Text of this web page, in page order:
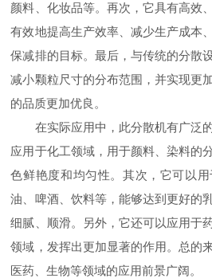
颜料、化妆品等。再次，它具有高效
有效地提高生产效率、减少生产成本
保减排的目标。最后，与传统的分散
减小颗粒尺寸的分布范围，并实现更
的品质更加优良。
在实际应用中，此分散机有广泛的
应用于化工领域，用于颜料、染料的
色鲜艳度和均匀性。其次，它可以
油、啤酒、饮料等，能够达到更好的
细腻、顺滑。另外，它还可以应用于
领域，发挥出更加显著的作用。总的
医药、生物等领域的应用前景广阔。